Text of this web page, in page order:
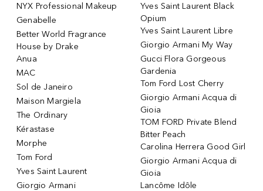
NYX Professional Makeup
Genabelle
Better World Fragrance
House by Drake
Anua
MAC
Sol de Janeiro
Maison Margiela
The Ordinary
Kérastase
Morphe
Tom Ford
Yves Saint Laurent
Giorgio Armani
Yves Saint Laurent Black
Opium
Yves Saint Laurent Libre
Giorgio Armani My Way
Gucci Flora Gorgeous
Gardenia
Tom Ford Lost Cherry
Giorgio Armani Acqua di
Gioia
TOM FORD Private Blend
Bitter Peach
Carolina Herrera Good Girl
Giorgio Armani Acqua di
Gioia
Lancôme Idôle